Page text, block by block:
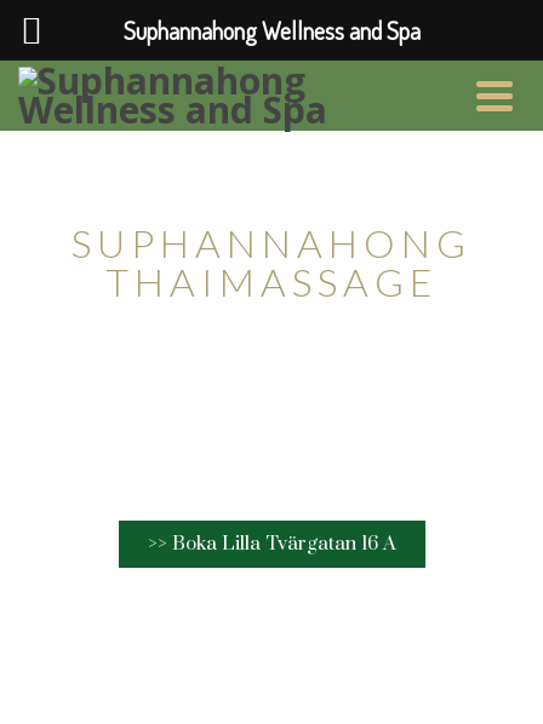
SUPHANNAHONG
THAIMASSAGE
>> Boka Lilla Tvärgatan 16 A
Suphannahong Wellness and Spa